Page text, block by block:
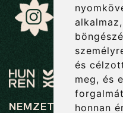
és
meg, és
honnan
NEMZETI